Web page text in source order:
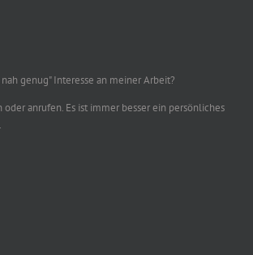
genug" Interesse an meiner Arbeit?
oder anrufen. Es ist immer besser ein persönliches